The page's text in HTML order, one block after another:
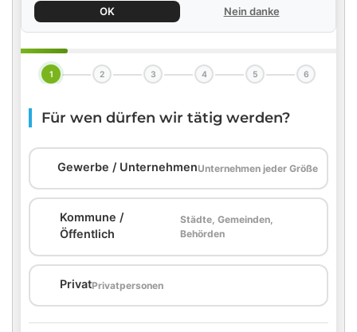
OK
Nein danke
1 2 3 4 5 6
Für wen dürfen wir tätig werden?
Gewerbe / UnternehmenUnternehmen jeder Größe
Kommune /
Öffentlich
Städte, Gemeinden,
Behörden
PrivatPrivatpersonen